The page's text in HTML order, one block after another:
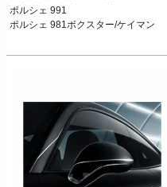
ポルシェ 991 12-19
ポルシェ 981ボクスター/ケイマン 12-
ポルシェ 991
ポルシェ 981ボクスター/ケイマン